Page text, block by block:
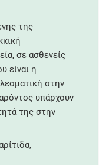
αγωγές για
πράξεις
της
της
σε ασθενείς
είναι η
στην
υπάρχουν
της στην